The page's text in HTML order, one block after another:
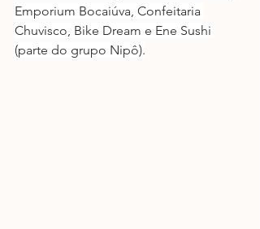
Emporium Bocaiúva, Confeitaria
Chuvisco, Bike Dream e Ene Sushi
(parte do grupo Nipô).